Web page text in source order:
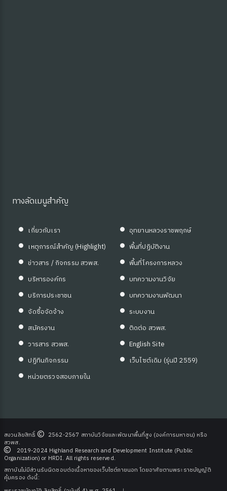
ทางลัดเมนูสำคัญ
เกี่ยวกับเรา
เหตุการณ์สำคัญ (Highlight)
ข่าวสาร / กิจกรรม สวพส.
บริหารองค์กร
บริการประชาชน
จัดซื้อจัดจ้าง
สมัครงาน
วารสาร สวพส.
ปฏิทินกิจกรรม
หน่วยตรวจสอบภายใน
อุทยานหลวงราชพฤกษ์
พื้นที่ปฏิบัติงาน
พื้นที่โครงการหลวง
บทความงานวิจัย
บทความงานพัฒนา
ระบบงาน
ติดต่อ สวพส.
English Site
เว็บไซต์เดิม (รุ่นปี 2559)
สงวนลิขสิทธิ์
2562-2567 สถาบันวิจัยและพัฒนาพื้นที่สูง (องค์การมหาชน) หรือ
สวพส.
2019-2024 Highland Research and Development Institute (Public
Organization) or HRDI. All rights reserved.
สถาบันไม่มีส่วนรับผิดชอบต่อเนื้อหาของเว็บไซต์ภายนอก โดยอาศัยตามพระราชบัญญัติ
คุ้มครอง ดังนี้: